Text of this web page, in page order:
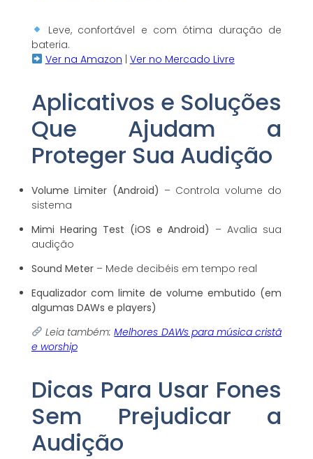
Leve, confortável e com ótima duração de
bateria.
Ver na Amazon | Ver no Mercado Livre
Aplicativos e Soluções
Que Ajudam a
Proteger Sua Audição
Volume Limiter (Android) – Controla volume do
sistema
Mimi Hearing Test (iOS e Android) – Avalia sua
audição
Sound Meter– Mede decibéis em tempo real
Equalizador com limite de volume embutido (em
algumas DAWs e players)
Leia também:Melhores DAWs para música cristã
e worship
Dicas Para Usar Fones
Sem Prejudicar a
Audição